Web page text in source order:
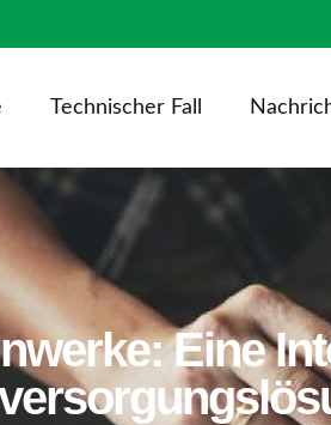
Technischer Fall
Eine